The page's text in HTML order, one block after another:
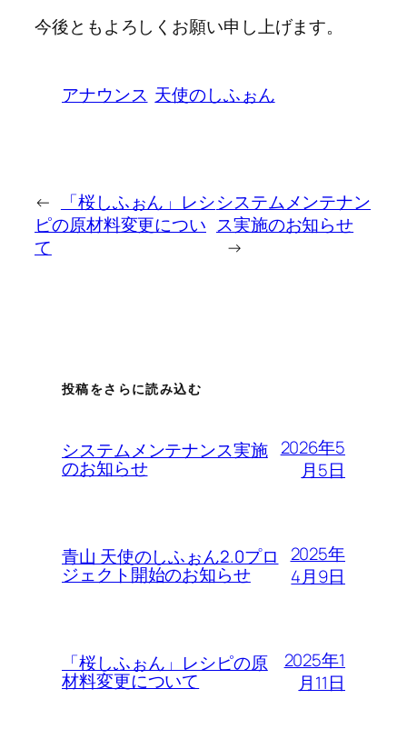
今後ともよろしくお願い申し上げます。
アナウンス 天使のしふぉん
←
「桜しふぉん」レシ
ピの原材料変更につい
て
システムメンテナン
ス実施のお知らせ
→
投稿をさらに読み込む
システムメンテナンス実施
のお知らせ
2026年5
月5日
青山 天使のしふぉん2.0プロ
ジェクト開始のお知らせ
2025年
4月9日
「桜しふぉん」レシピの原
材料変更について
2025年1
月11日